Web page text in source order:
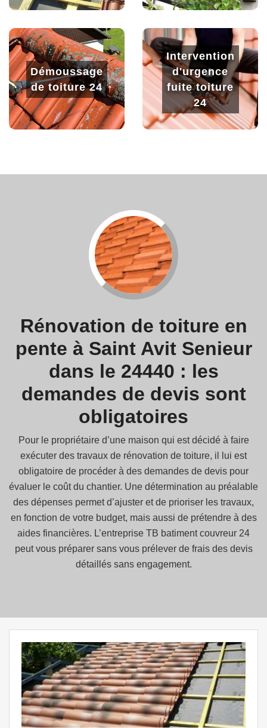
Démoussage
de toiture 24
Intervention
d'urgence
fuite toiture
24
Rénovation de toiture en
pente à Saint Avit Senieur
dans le 24440 : les
demandes de devis sont
obligatoires
Pour le propriétaire d’une maison qui est décidé à faire
exécuter des travaux de rénovation de toiture, il lui est
obligatoire de procéder à des demandes de devis pour
évaluer le coût du chantier. Une détermination au préalable
des dépenses permet d’ajuster et de prioriser les travaux,
en fonction de votre budget, mais aussi de prétendre à des
aides financières. L’entreprise TB batiment couvreur 24
peut vous préparer sans vous prélever de frais des devis
détaillés sans engagement.